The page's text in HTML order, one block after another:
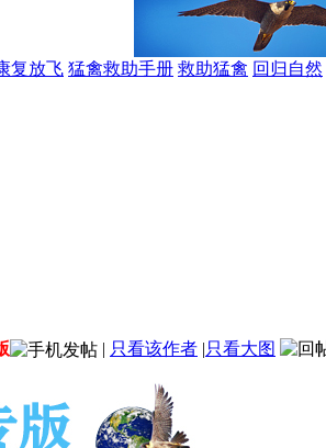
复放飞 猛禽救助手册 救助猛禽 回归自然
| 只看该作者 |只看大图